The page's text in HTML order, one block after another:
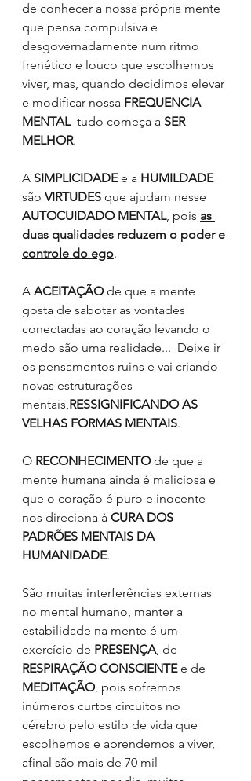
de conhecer a nossa própria mente
que pensa compulsiva e
desgovernadamente num ritmo
frenético e louco que escolhemos
viver, mas, quando decidimos elevar
e modificar nossa FREQUENCIA
MENTAL tudo começa a SER
MELHOR.
A SIMPLICIDADE e a HUMILDADE
são VIRTUDES que ajudam nesse
AUTOCUIDADO MENTAL, pois as
duas qualidades reduzem o poder e
controle do ego.
A ACEITAÇÃO de que a mente
gosta de sabotar as vontades
conectadas ao coração levando o
medo são uma realidade...  Deixe ir
os pensamentos ruins e vai criando
novas estruturações
mentais,RESSIGNIFICANDO AS
VELHAS FORMAS MENTAIS.
O RECONHECIMENTO de que a
mente humana ainda é maliciosa e
que o coração é puro e inocente
nos direciona à CURA DOS
PADRÕES MENTAIS DA
HUMANIDADE.
São muitas interferências externas
no mental humano, manter a
estabilidade na mente é um
exercício de PRESENÇA, de
RESPIRAÇÃO CONSCIENTE e de
MEDITAÇÃO, pois sofremos
inúmeros curtos circuitos no
cérebro pelo estilo de vida que
escolhemos e aprendemos a viver,
afinal são mais de 70 mil